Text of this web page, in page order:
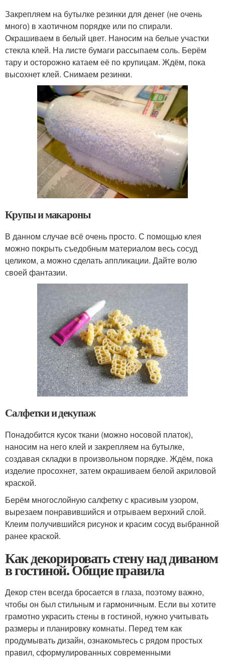
Закрепляем на бутылке резинки для денег (не очень
много) в хаотичном порядке или по спирали.
Окрашиваем в белый цвет. Наносим на белые участки
стекла клей. На листе бумаги рассыпаем соль. Берём
тару и осторожно катаем её по крупицам. Ждём, пока
высохнет клей. Снимаем резинки.
Крупы и макароны
В данном случае всё очень просто. С помощью клея
можно покрыть съедобным материалом весь сосуд
целиком, а можно сделать аппликации. Дайте волю
своей фантазии.
Салфетки и декупаж
Понадобится кусок ткани (можно носовой платок),
наносим на него клей и закрепляем на бутылке,
создавая складки в произвольном порядке. Ждём, пока
изделие просохнет, затем окрашиваем белой акриловой
краской.
Берём многослойную салфетку с красивым узором,
вырезаем понравившийся и отрываем верхний слой.
Клеим получившийся рисунок и красим сосуд выбранной
ранее краской.
Как декорировать стену над диваном
в гостиной. Общие правила
Декор стен всегда бросается в глаза, поэтому важно,
чтобы он был стильным и гармоничным. Если вы хотите
грамотно украсить стены в гостиной, нужно учитывать
размеры и планировку комнаты. Перед тем как
продумывать дизайн, ознакомьтесь с рядом простых
правил, сформулированных современными